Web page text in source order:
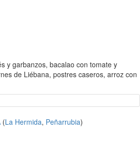
y garbanzos, bacalao con tomate y
de Liébana, postres caseros, arroz con
(La Hermida, Peñarrubia)